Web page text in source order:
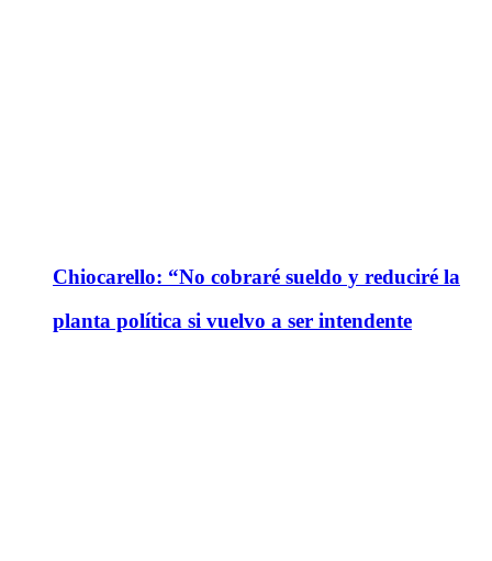
Chiocarello: “No cobraré sueldo y reduciré la
planta política si vuelvo a ser intendente